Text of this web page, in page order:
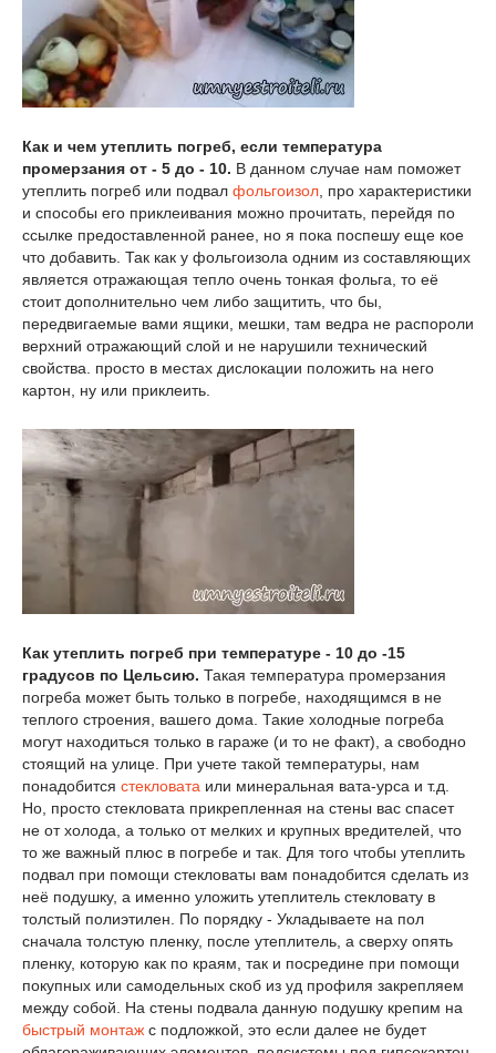
Как и чем утеплить погреб, если температура
промерзания от - 5 до - 10. В данном случае нам поможет
утеплить погреб или подвал фольгоизол , про характеристики
и способы его приклеивания можно прочитать, перейдя по
ссылке предоставленной ранее, но я пока поспешу еще кое
что добавить. Так как у фольгоизола одним из составляющих
является отражающая тепло очень тонкая фольга, то её
стоит дополнительно чем либо защитить, что бы,
передвигаемые вами ящики, мешки, там ведра не распороли
верхний отражающий слой и не нарушили технический
свойства. просто в местах дислокации положить на него
картон, ну или приклеить.
Как утеплить погреб при температуре - 10 до -15
градусов по Цельсию. Такая температура промерзания
погреба может быть только в погребе, находящимся в не
теплого строения, вашего дома. Такие холодные погреба
могут находиться только в гараже (и то не факт), а свободно
стоящий на улице. При учете такой температуры, нам
понадобится стекловата или минеральная вата-урса и т.д.
Но, просто стекловата прикрепленная на стены вас спасет
не от холода, а только от мелких и крупных вредителей, что
то же важный плюс в погребе и так. Для того чтобы утеплить
подвал при помощи стекловаты вам понадобится сделать из
неё подушку, а именно уложить утеплитель стекловату в
толстый полиэтилен. По порядку - Укладываете на пол
сначала толстую пленку, после утеплитель, а сверху опять
пленку, которую как по краям, так и посредине при помощи
покупных или самодельных скоб из уд профиля закрепляем
между собой. На стены подвала данную подушку крепим на
быстрый монтаж с подложкой, это если далее не будет